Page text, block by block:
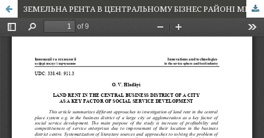
ЗЕМЕЛЬНА РЕНТА В ЦЕНТРАЛЬНОМУ БІЗНЕС РАЙОНІ МІСТА ЯК КЛЮЧОВИЙ ФАКТОР РОЗВИТКУ СЕКТОРУ СОЦІАЛЬНИХ ПОСЛУГ